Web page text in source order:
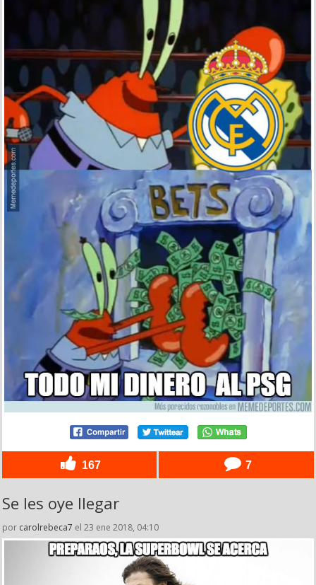
167 7
Se les oye llegar
por carolrebeca7 el 23 ene 2018, 04:10